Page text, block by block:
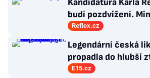
Kandidatura Karla
budí pozdvižení.
kritizuje, konkurenti
Reflex.cz
Legendární česká
propadla do hlubší
Zachraňují ji domácí
E15.cz